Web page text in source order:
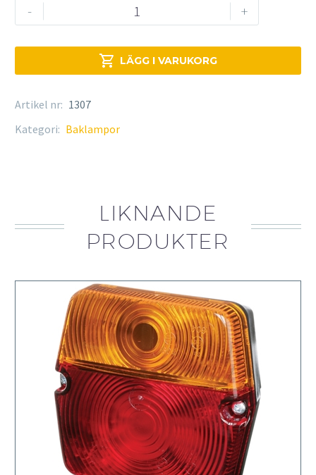
-
glas
+
 LÄGG I VARUKORG
Artikel nr: 1307
Kategori: Baklampor
LIKNANDE
PRODUKTER